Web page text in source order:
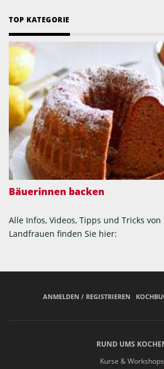
TOP KATEGORIE
Bäuerinnen backen
Alle Infos, Videos, Tipps und Tricks
Landfrauen finden Sie hier:
ANMELDEN / REGISTRIEREN
RUND UMS
Kurse & Workshops